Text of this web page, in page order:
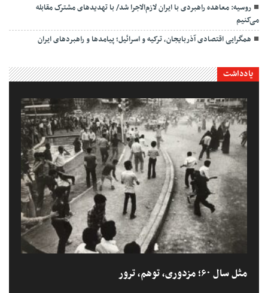
روسیه: معاهده راهبردی با ایران لازم‌الاجرا شد/ با تهدیدهای مشترک مقابله
می‌کنیم
همگرایی اقتصادی آذربایجان، ترکیه و اسرائیل؛ پیامدها و راهبردهای ایران
یادداشت
مثل سال ۶۰؛ مزدوری، توهم، ترور